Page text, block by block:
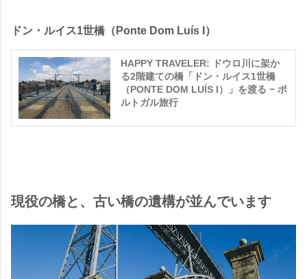
ドン・ルイス1世橋（Ponte Dom Luís I）
HAPPY TRAVELER: ドウロ川に架か
る2階建ての橋「ドン・ルイス1世橋
（PONTE DOM LUÍS I）」を渡る − ポ
ルトガル旅行
現役の橋と、古い橋の遺構が並んでいます